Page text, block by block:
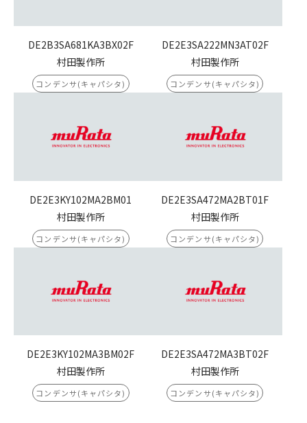
DE2B3SA681KA3BX02F
村田製作所
コンデンサ(キャパシタ)
DE2E3SA222MN3AT02F
村田製作所
コンデンサ(キャパシタ)
DE2E3KY102MA2BM01
村田製作所
コンデンサ(キャパシタ)
DE2E3SA472MA2BT01F
村田製作所
コンデンサ(キャパシタ)
DE2E3KY102MA3BM02F
村田製作所
コンデンサ(キャパシタ)
DE2E3SA472MA3BT02F
村田製作所
コンデンサ(キャパシタ)